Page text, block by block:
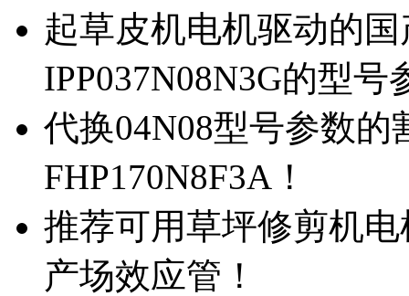
起草皮机电机驱动的
IPP037N08N3G的型号
代换04N08型号参数
FHP170N8F3A！
推荐可用草坪修剪机电
产场效应管！